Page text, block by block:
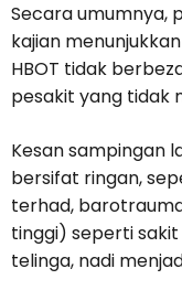
Secara umumnya,
kajian
HBOT tidak
pesakit yang tidak
Kesan sampingan
bersifat ringan,
terhad,
tinggi) seperti
telinga, nadi